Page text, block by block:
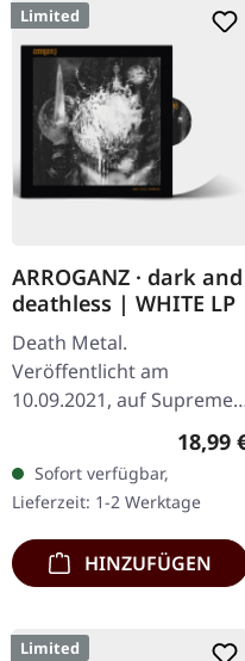
Limited
ARROGANZ · dark and
deathless | WHITE LP
Death Metal.
Veröffentlicht am
10.09.2021, auf Supreme
Chaos Records. Weißes
Vinyl im schweren Cover
mit Insert. Limitiert auf
200 handnummerierte…
18,99
Sofort verfügbar,
Lieferzeit: 1-2 Werktage
HINZUFÜGEN
Limited